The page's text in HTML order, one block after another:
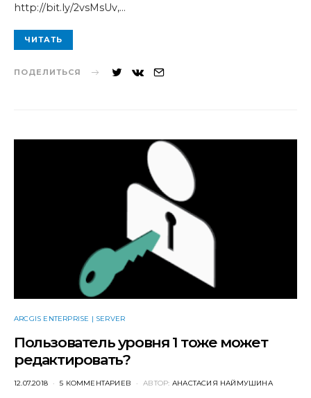
http://bit.ly/2vsMsUv,…
ЧИТАТЬ
ПОДЕЛИТЬСЯ
ARCGIS ENTERPRISE | SERVER
Пользователь уровня 1 тоже может
редактировать?
POSTED
12.07.2018 5 КОММЕНТАРИЕВ АВТОР: АНАСТАСИЯ НАЙМУШИНА